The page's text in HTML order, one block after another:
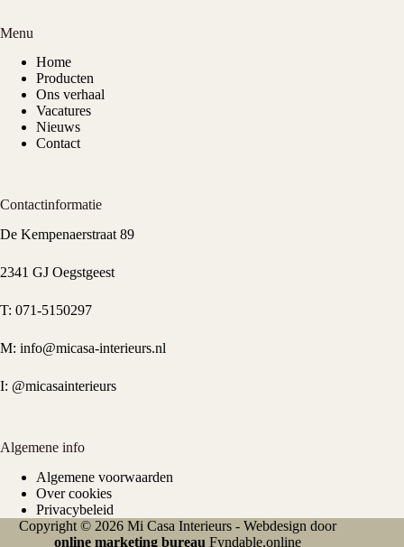
Menu
Home
Producten
Ons verhaal
Vacatures
Nieuws
Contact
Contactinformatie
De Kempenaerstraat 89
2341 GJ Oegstgeest
T: 071-5150297
M: info@micasa-interieurs.nl
I: @micasainterieurs
Algemene info
Algemene voorwaarden
Over cookies
Privacybeleid
Copyright © 2026 Mi Casa Interieurs - Webdesign door
online marketing bureau Fyndable.online